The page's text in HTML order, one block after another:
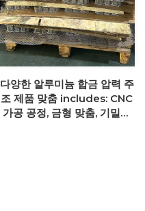
다양한 알루미늄 합금 압력 주
조 제품 맞춤 includes: CNC
가공 공정, 금형 맞춤, 기밀성